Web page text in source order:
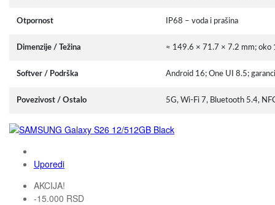
Otpornost IP68 – voda i prašina
Dimenzije / Težina ≈ 149.6 × 71.7 × 7.2 mm; oko
Softver / Podrška Android 16; One UI 8.5;
Povezivost / Ostalo 5G, Wi-Fi 7, Bluetooth 5.4,
Uporedi
AKCIJA!
-15.000 RSD